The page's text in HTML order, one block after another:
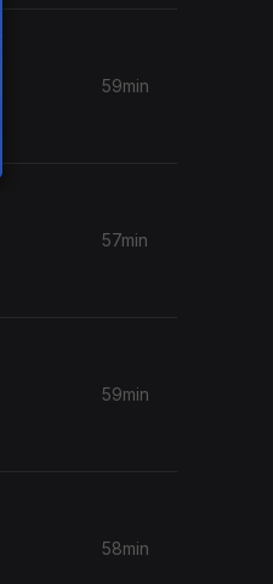
59min
57min
59min
58min